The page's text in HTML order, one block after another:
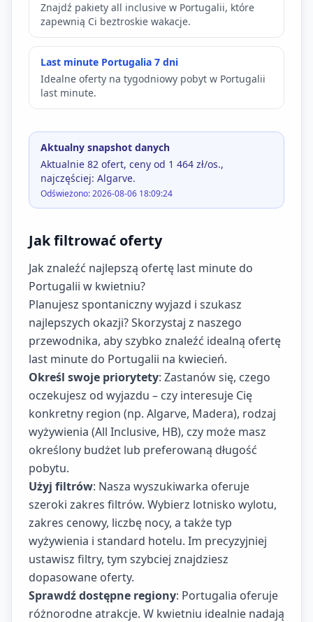
Znajdź pakiety all inclusive w Portugalii, które
zapewnią Ci beztroskie wakacje.
Last minute Portugalia 7 dni
Idealne oferty na tygodniowy pobyt w Portugalii
last minute.
Aktualny snapshot danych
Aktualnie 82 ofert, ceny od 1 464 zł/os.,
najczęściej: Algarve.
Odświeżono: 2026-08-06 18:09:24
Jak filtrować oferty
Jak znaleźć najlepszą ofertę last minute do
Portugalii w kwietniu?
Planujesz spontaniczny wyjazd i szukasz
najlepszych okazji? Skorzystaj z naszego
przewodnika, aby szybko znaleźć idealną ofertę
last minute do Portugalii na kwiecień.
Określ swoje priorytety: Zastanów się, czego
oczekujesz od wyjazdu – czy interesuje Cię
konkretny region (np. Algarve, Madera), rodzaj
wyżywienia (All Inclusive, HB), czy może masz
określony budżet lub preferowaną długość
pobytu.
Użyj filtrów: Nasza wyszukiwarka oferuje
szeroki zakres filtrów. Wybierz lotnisko wylotu,
zakres cenowy, liczbę nocy, a także typ
wyżywienia i standard hotelu. Im precyzyjniej
ustawisz filtry, tym szybciej znajdziesz
dopasowane oferty.
Sprawdź dostępne regiony: Portugalia oferuje
różnorodne atrakcje. W kwietniu idealnie nadają